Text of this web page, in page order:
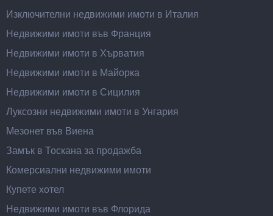
Изключителни недвижими имоти в Италия
Недвижими имоти във Франция
Недвижими имоти в Хърватия
Недвижими имоти в Майорка
Недвижими имоти в Сицилия
Луксозни недвижими имоти в Унгария
Мезонет във Виена
Замък в Тоскана за продажба
Комерсиални недвижими имоти
Купете хотел
Недвижими имоти във Флорида